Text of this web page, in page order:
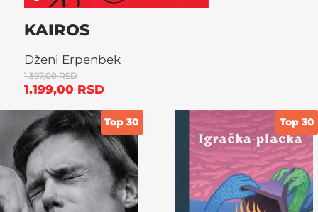
KAIROS
Dženi Erpenbek
1.397,00RSD
1.199,00 RSD
Top 30 Top 30